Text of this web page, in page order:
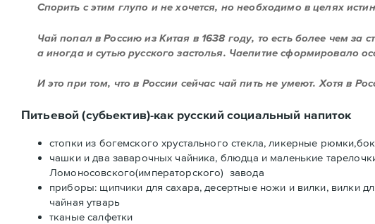
Спорить с этим глупо и не хочется, но необходимо в целях
Чай попал в Россию из Китая в 1638 году, то есть более чем за
а иногда и сутью русского застолья. Чаепитие сформировало
И это при том, что в России сейчас чай пить не умеют. Хотя в
Питьевой (субьектив)-как русский социальный напиток
стопки из богемского хрустального стекла, ликерные
чашки и два заварочных чайника, блюдца и маленькие
Ломоносовского(императорского) завода
приборы: щипчики для сахара, десертные ножи и вилки, вилки
чайная утварь
тканые салфетки